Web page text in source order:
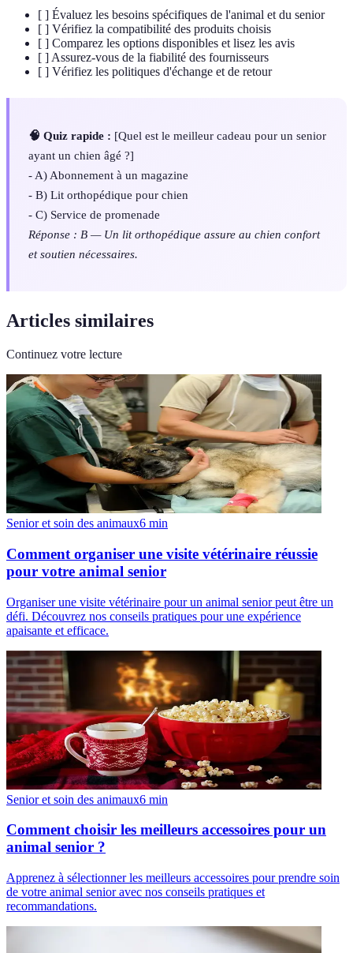
[ ] Évaluez les besoins spécifiques de l'animal et du senior
[ ] Vérifiez la compatibilité des produits choisis
[ ] Comparez les options disponibles et lisez les avis
[ ] Assurez-vous de la fiabilité des fournisseurs
[ ] Vérifiez les politiques d'échange et de retour
🧠 Quiz rapide : [Quel est le meilleur cadeau pour un senior
ayant un chien âgé ?]
- A) Abonnement à un magazine
- B) Lit orthopédique pour chien
- C) Service de promenade
Réponse : B — Un lit orthopédique assure au chien confort
et soutien nécessaires.
Articles similaires
Continuez votre lecture
Senior et soin des animaux6 min
Comment organiser une visite vétérinaire réussie
pour votre animal senior
Organiser une visite vétérinaire pour un animal senior peut être un
défi. Découvrez nos conseils pratiques pour une expérience
apaisante et efficace.
Senior et soin des animaux6 min
Comment choisir les meilleurs accessoires pour un
animal senior ?
Apprenez à sélectionner les meilleurs accessoires pour prendre soin
de votre animal senior avec nos conseils pratiques et
recommandations.